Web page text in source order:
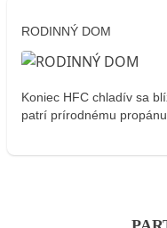
RODINNÝ DOM
Koniec HFC chladív sa
patrí prírodnému propánu